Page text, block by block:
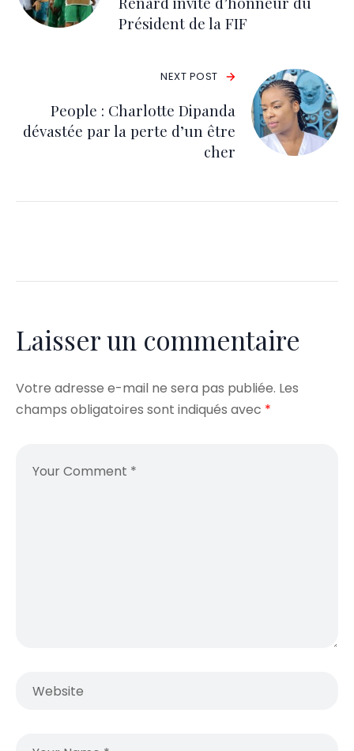
Président de la FIF
NEXT POST
People : Charlotte Dipanda
dévastée par la perte d’un être
cher
Laisser un commentaire
Votre adresse e-mail ne sera pas publiée. Les
champs obligatoires sont indiqués avec *